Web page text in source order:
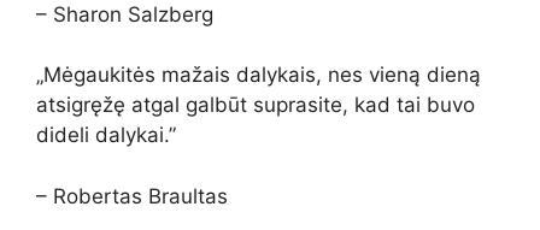
– Sharon Salzberg
„Mėgaukitės mažais dalykais, nes vieną dieną
atsigręžę atgal galbūt suprasite, kad tai buvo
dideli dalykai.”
– Robertas Braultas